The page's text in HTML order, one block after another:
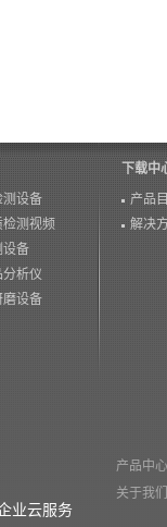
测设备
检测视频
设备
析仪
磨设备
下载中
产品
解决
产品中心
关于我们
业云服务